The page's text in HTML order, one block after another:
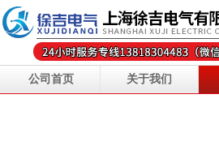
公司首页 关于我们